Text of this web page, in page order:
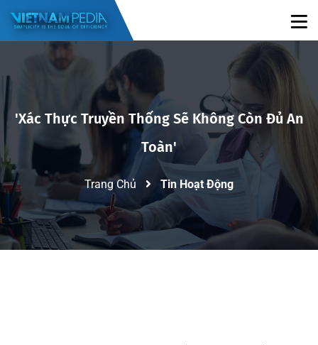
'xác Thực Truyền Thống Sẽ Không Còn Đủ An
Toàn'
Trang Chủ Tin Hoạt Động